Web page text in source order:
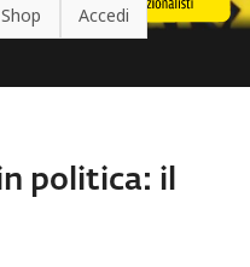
Shop Accedi
politica: il